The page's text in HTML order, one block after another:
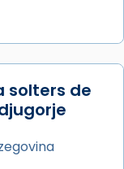
Cugat, a
la tradició
a Júlia”) i
=
1667, el
en una obra
Iluro.
fins que
solters de